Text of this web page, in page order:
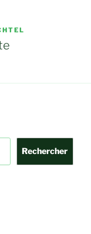
Rechercher